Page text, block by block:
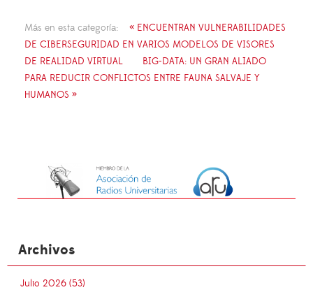
Más en esta categoría:
« ENCUENTRAN VULNERABILIDADES
DE CIBERSEGURIDAD EN VARIOS MODELOS DE VISORES
DE REALIDAD VIRTUAL
BIG-DATA: UN GRAN ALIADO
PARA REDUCIR CONFLICTOS ENTRE FAUNA SALVAJE Y
HUMANOS »
Archivos
Julio 2026 (53)